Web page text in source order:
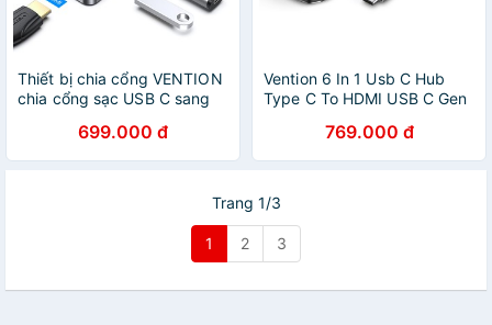
Thiết bị chia cổng VENTION
chia cổng sạc USB C sang
3.0/100W PD 5 trong 1
699.000 đ
Vention 6 In 1 Usb C Hub
Type C To HDMI USB C Gen
Station for Laptop PC
769.000 đ
Trang 1/3
1 2 3